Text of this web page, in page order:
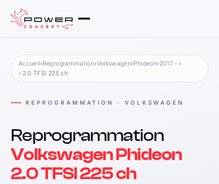
Accueil›Reprogrammation›Volkswagen›Phideon›2017 ->
› 2.0 TFSI 225 ch
REPROGRAMMATION · VOLKSWAGEN
Reprogrammation
Volkswagen Phideon
2.0 TFSI 225 ch